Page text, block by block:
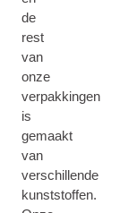
de
rest
van
onze
verpakkingen
is
gemaakt
van
verschillende
kunststoffen.